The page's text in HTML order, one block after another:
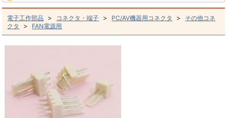
電子工作部品 > コネクタ・端子 > PC/AV機器用コネクタ > その他コネ
クタ
> FAN電源用